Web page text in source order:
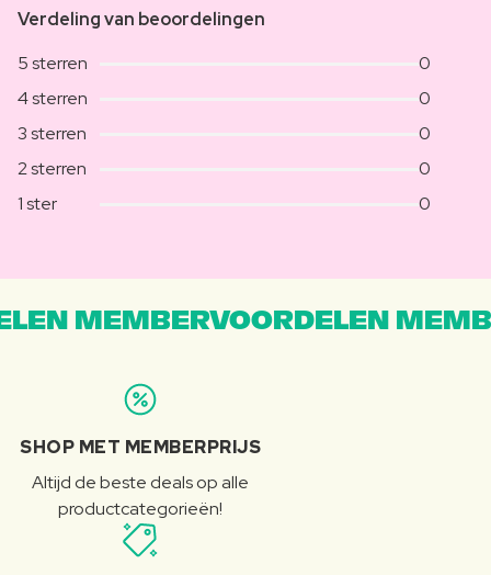
Verdeling van beoordelingen
5 sterren
0
4 sterren
0
3 sterren
0
2 sterren
0
1 ster
0
MEMBERVOORDELEN
SHOP MET MEMBERPRIJS
Altijd de beste deals op alle
productcategorieën!